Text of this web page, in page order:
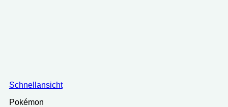
Schnellansicht
Pokémon